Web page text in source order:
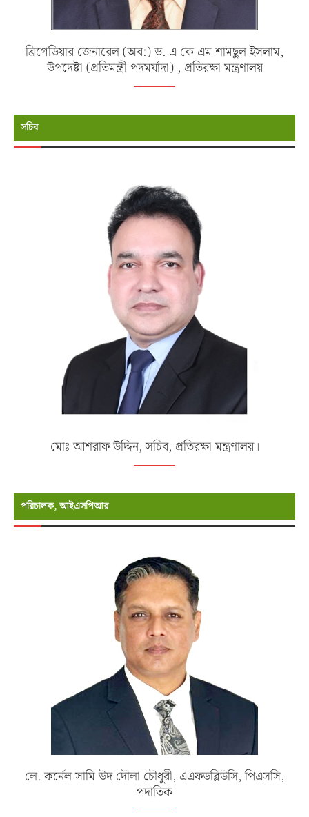
ব্রিগেডিয়ার জেনারেল (অব:) ড. এ কে এম শামছুল ইসলাম,
উপদেষ্টা (প্রতিমন্ত্রী পদমর্যাদা) , প্রতিরক্ষা মন্ত্রণালয়
সচিব
মোঃ আশরাফ উদ্দিন, সচিব, প্রতিরক্ষা মন্ত্রণালয়।
পরিচালক, আইএসপিআর
লে. কর্নেল সামি উদ দৌলা চৌধুরী, এএফডব্লিউসি, পিএসসি,
পদাতিক